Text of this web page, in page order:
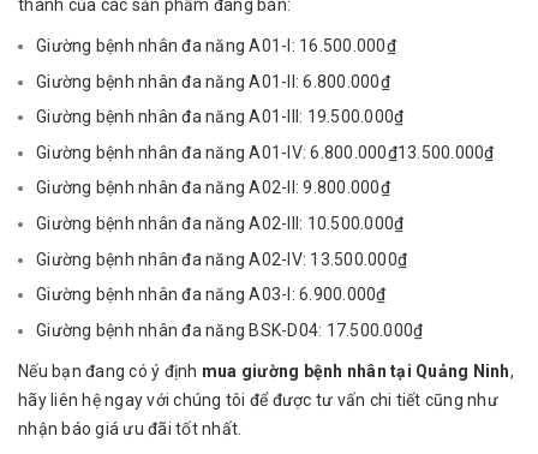
thành của các sản phẩm đang bán:
Giường bệnh nhân đa năng A01-I: 16.500.000₫
Giường bệnh nhân đa năng A01-II: 6.800.000₫
Giường bệnh nhân đa năng A01-III: 19.500.000₫
Giường bệnh nhân đa năng A01-IV: 6.800.000₫13.500.000₫
Giường bệnh nhân đa năng A02-II: 9.800.000₫
Giường bệnh nhân đa năng A02-III: 10.500.000₫
Giường bệnh nhân đa năng A02-IV: 13.500.000₫
Giường bệnh nhân đa năng A03-I: 6.900.000₫
Giường bệnh nhân đa năng BSK-D04: 17.500.000₫
Nếu bạn đang có ý định mua giường bệnh nhân tại Quảng Ninh,
hãy liên hệ ngay với chúng tôi để được tư vấn chi tiết cũng như
nhận báo giá ưu đãi tốt nhất.